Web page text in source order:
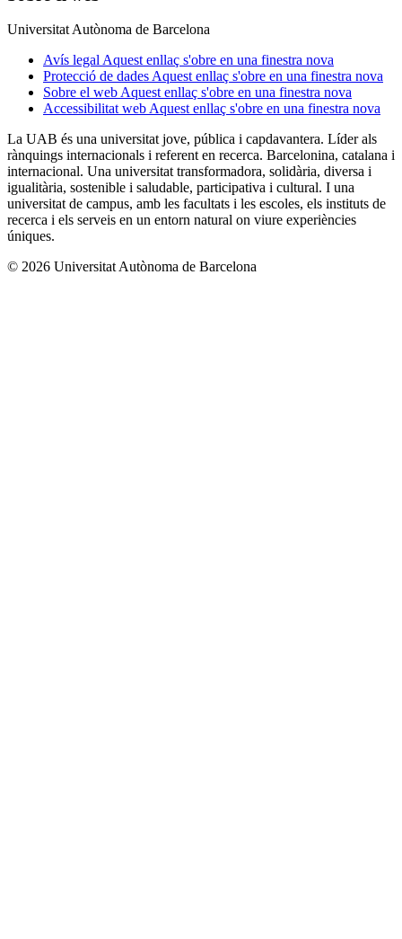
Universitat Autònoma de Barcelona
Avís legal Aquest enllaç s'obre en una finestra nova
Protecció de dades Aquest enllaç s'obre en una finestra nova
Sobre el web Aquest enllaç s'obre en una finestra nova
Accessibilitat web Aquest enllaç s'obre en una finestra nova
La UAB és una universitat jove, pública i capdavantera. Líder als
rànquings internacionals i referent en recerca. Barcelonina, catalana i
internacional. Una universitat transformadora, solidària, diversa i
igualitària, sostenible i saludable, participativa i cultural. I una
universitat de campus, amb les facultats i les escoles, els instituts de
recerca i els serveis en un entorn natural on viure experiències
úniques.
© 2026 Universitat Autònoma de Barcelona